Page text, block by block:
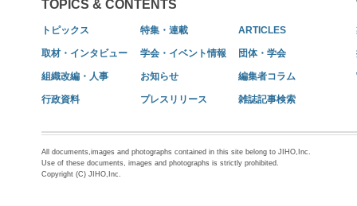
TOPICS & CONTENTS
トピックス 特集・連載 ARTICLES
取材・インタビュー 学会・イベント情報 団体・学会
組織改編・人事 お知らせ 編集者コラム
行政資料 プレスリリース 雑誌記事検索
All documents,images and photographs contained in this site belong to JIHO,Inc.
Use of these documents, images and photographs is strictly prohibited.
Copyright (C) JIHO,Inc.